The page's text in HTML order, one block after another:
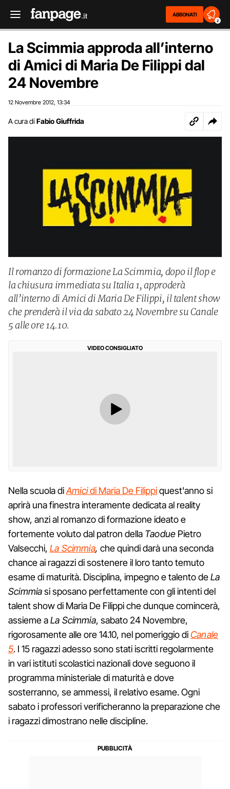
ABBONATI
2
La Scimmia approda all’interno
di Amici di Maria De Filippi dal
24 Novembre
12 Novembre 2012 13:34
A cura di Fabio Giuffrida
Il romanzo di formazione La Scimmia, dopo il flop e
la chiusura immediata su Italia 1, approderà
all’interno di Amici di Maria De Filippi, il talent show
che prenderà il via da sabato 24 Novembre su Canale
5 alle ore 14.10.
VIDEO CONSIGLIATO
Nella scuola diAmicidi Maria De Filippiquest'anno si
aprirà una finestra interamente dedicata al reality
show, anzi al romanzo di formazione ideato e
fortemente voluto dal patron della Taodue Pietro
Valsecchi, La Scimmia, che quindi darà una seconda
chance ai ragazzi di sostenere il loro tanto temuto
esame di maturità. Disciplina, impegno e talento deLa
Scimmiasi sposano perfettamente con gli intenti del
talent show di Maria De Filippi che dunque comincerà,
assieme aLa Scimmia, sabato 24 Novembre,
rigorosamente alle ore 14.10, nel pomeriggio diCanale
5. I 15 ragazzi adesso sono stati iscritti regolarmente
in vari istituti scolastici nazionali dove seguono il
programma ministeriale di maturità e dove
sosterranno, se ammessi, il relativo esame. Ogni
sabato i professori verificheranno la preparazione che
i ragazzi dimostrano nelle discipline.